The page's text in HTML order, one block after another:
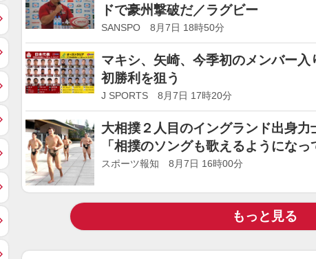
ドで豪州撃破だ／ラグビー
SANSPO 8月7日 18時50分
マキシ、矢崎、今季初のメンバー
初勝利を狙う
J SPORTS 8月7日 17時20分
大相撲２人目のイングランド出身
「相撲のソングも歌えるようになっ
スポーツ報知 8月7日 16時00分
もっと見る